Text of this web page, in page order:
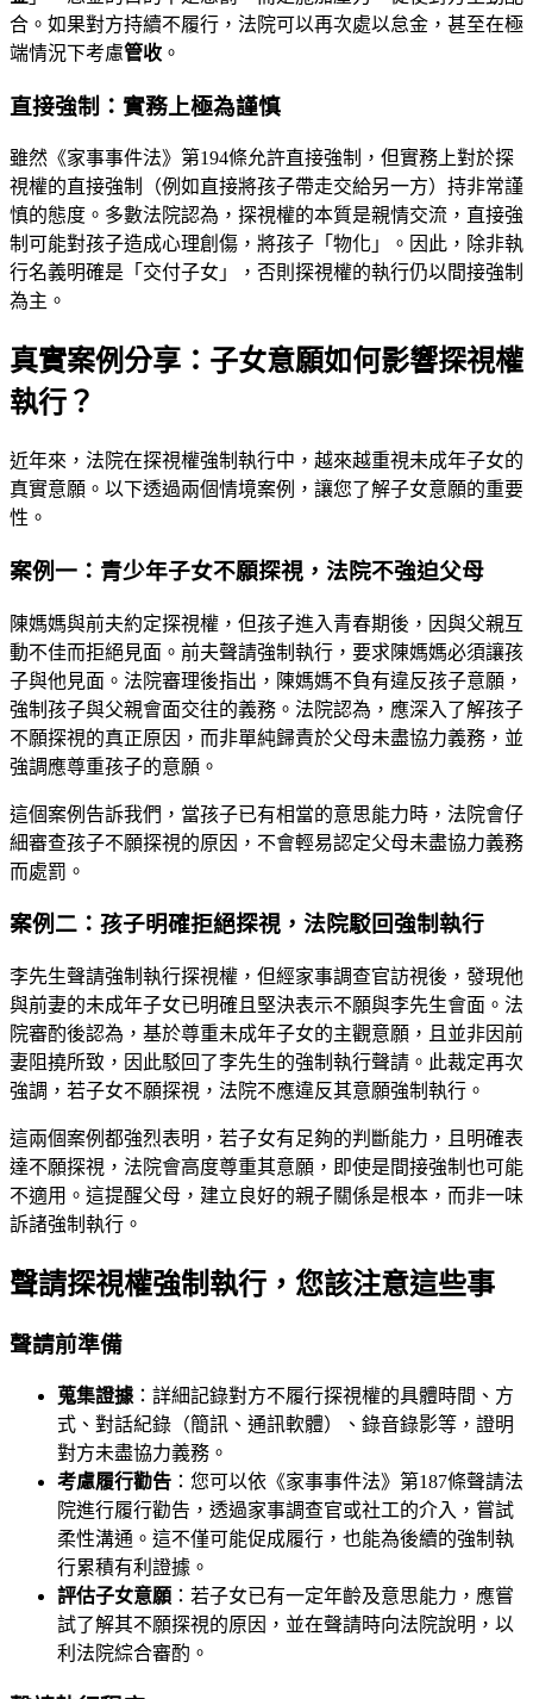
合。如果對方持續不履行，法院可以再次處以怠金，甚至在極
端情況下考慮管收 。
直接強制：實務上極為謹慎
雖然《家事事件法》第194條允許直接強制，但實務上對於探
視權的直接強制（例如直接將孩子帶走交給另一方）持非常謹
慎的態度。多數法院認為，探視權的本質是親情交流，直接強
制可能對孩子造成心理創傷，將孩子「物化」。因此，除非執
行名義明確是「交付子女」，否則探視權的執行仍以間接強制
為主。
真實案例分享：子女意願如何影響探視權
執行？
近年來，法院在探視權強制執行中，越來越重視未成年子女的
真實意願。以下透過兩個情境案例，讓您了解子女意願的重要
性。
案例一：青少年子女不願探視，法院不強迫父母
陳媽媽與前夫約定探視權，但孩子進入青春期後，因與父親互
動不佳而拒絕見面。前夫聲請強制執行，要求陳媽媽必須讓孩
子與他見面。法院審理後指出，陳媽媽不負有違反孩子意願，
強制孩子與父親會面交往的義務。法院認為，應深入了解孩子
不願探視的真正原因，而非單純歸責於父母未盡協力義務，並
強調應尊重孩子的意願。
這個案例告訴我們，當孩子已有相當的意思能力時，法院會仔
細審查孩子不願探視的原因，不會輕易認定父母未盡協力義務
而處罰。
案例二：孩子明確拒絕探視，法院駁回強制執行
李先生聲請強制執行探視權，但經家事調查官訪視後，發現他
與前妻的未成年子女已明確且堅決表示不願與李先生會面。法
院審酌後認為，基於尊重未成年子女的主觀意願，且並非因前
妻阻撓所致，因此駁回了李先生的強制執行聲請。此裁定再次
強調，若子女不願探視，法院不應違反其意願強制執行。
這兩個案例都強烈表明，若子女有足夠的判斷能力，且明確表
達不願探視，法院會高度尊重其意願，即使是間接強制也可能
不適用。這提醒父母，建立良好的親子關係是根本，而非一味
訴諸強制執行。
聲請探視權強制執行，您該注意這些事
聲請前準備
蒐集證據 ：詳細記錄對方不履行探視權的具體時間、方
式、對話紀錄（簡訊、通訊軟體）、錄音錄影等，證明
對方未盡協力義務。
考慮履行勸告 ：您可以依《家事事件法》第187條聲請法
院進行履行勸告，透過家事調查官或社工的介入，嘗試
柔性溝通。這不僅可能促成履行，也能為後續的強制執
行累積有利證據。
評估子女意願 ：若子女已有一定年齡及意思能力，應嘗
試了解其不願探視的原因，並在聲請時向法院說明，以
利法院綜合審酌。